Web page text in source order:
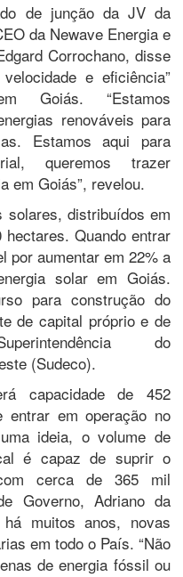
de junção da JV da
da Newave Energia e
Corrochano, disse
e eficiência”
Goiás. “Estamos
renováveis para
Estamos aqui para
queremos trazer
em Goiás”, revelou.
solares, distribuídos em
Quando entrar
por aumentar em 22% a
solar em Goiás.
para construção do
de capital próprio e de
do
(Sudeco).
capacidade de 452
entrar em operação no
ideia, o volume de
é capaz de suprir o
cerca de 365 mil
Governo, Adriano da
muitos anos, novas
em todo o País. “Não
de energia fóssil ou